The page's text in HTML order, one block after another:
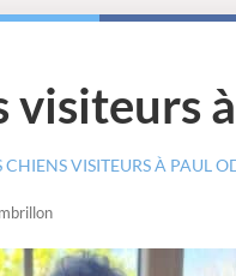
visiteurs
VISITEURS À PAUL